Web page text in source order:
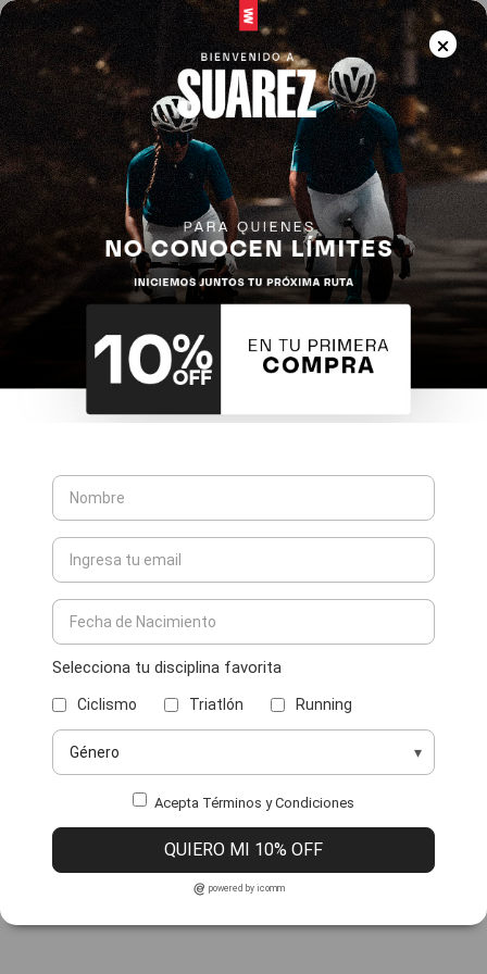
Selecciona tu disciplina favorita
Ciclismo Triatlón Running
Acepta Términos y Condiciones
QUIERO MI 10% OFF
powered by icomm